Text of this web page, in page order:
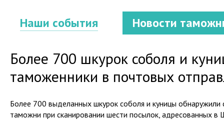
Наши события Новости
Более 700 шкурок соболя и
таможенники в почтовых
Более 700 выделанных шкурок соболя и куницы
таможни при сканировании шести посылок, адресованных в